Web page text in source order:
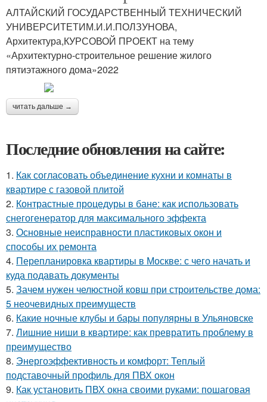
АЛТАЙСКИЙ ГОСУДАРСТВЕННЫЙ ТЕХНИЧЕСКИЙ
УНИВЕРСИТЕТИМ.И.И.ПОЛЗУНОВА,
Архитектура,КУРСОВОЙ ПРОЕКТ на тему
«Архитектурно-строительное решение жилого
пятиэтажного дома»2022
читать дальше →
Последние обновления на сайте:
1. Как согласовать объединение кухни и комнаты в
квартире с газовой плитой
2. Контрастные процедуры в бане: как использовать
снегогенератор для максимального эффекта
3. Основные неисправности пластиковых окон и
способы их ремонта
4. Перепланировка квартиры в Москве: с чего начать и
куда подавать документы
5. Зачем нужен челюстной ковш при строительстве дома:
5 неочевидных преимуществ
6. Какие ночные клубы и бары популярны в Ульяновске
7. Лишние ниши в квартире: как превратить проблему в
преимущество
8. Энергоэффективность и комфорт: Теплый
подставочный профиль для ПВХ окон
9. Как установить ПВХ окна своими руками: пошаговая